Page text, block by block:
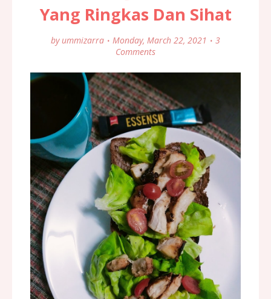
Yang Ringkas Dan Sihat
by ummizarra Monday, March 22, 2021
3
Comments